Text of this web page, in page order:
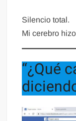
Silencio total.
Mi cerebro
“¿Qué